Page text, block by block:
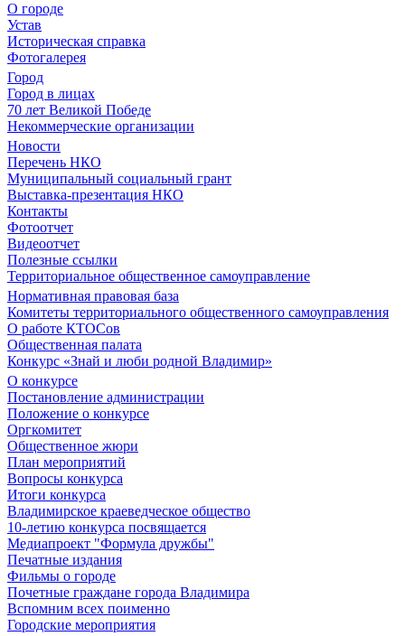
О городе
Устав
Историческая справка
Фотогалерея
Город
Город в лицах
70 лет Великой Победе
Некоммерческие организации
Новости
Перечень НКО
Муниципальный социальный грант
Выставка-презентация НКО
Контакты
Фотоотчет
Видеоотчет
Полезные ссылки
Территориальное общественное самоуправление
Нормативная правовая база
Комитеты территориального общественного самоуправления
О работе КТОСов
Общественная палата
Конкурс «Знай и люби родной Владимир»
О конкурсе
Постановление администрации
Положение о конкурсе
Оргкомитет
Общественное жюри
План мероприятий
Вопросы конкурса
Итоги конкурса
Владимирское краеведческое общество
10-летию конкурса посвящается
Медиапроект "Формула дружбы"
Печатные издания
Фильмы о городе
Почетные граждане города Владимира
Вспомним всех поименно
Городские мероприятия